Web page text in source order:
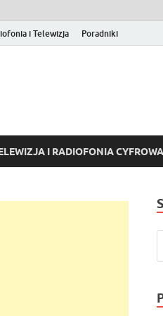
i Telewizja Poradniki
VOD
I RADIOFONIA CYFROWA